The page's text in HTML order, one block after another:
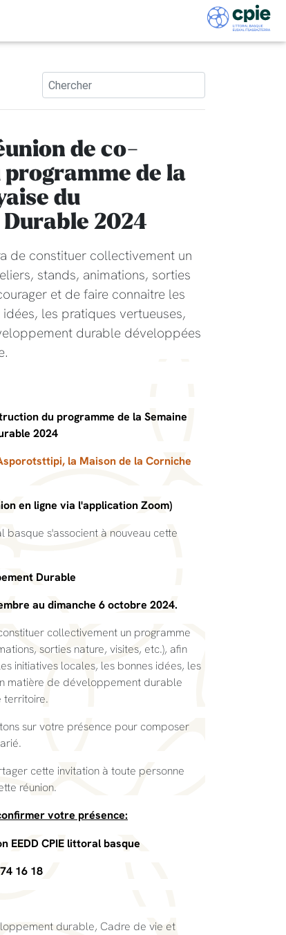
de co-
de la
du
2024
de constituer collectivement un
stands, animations, sorties
et de faire connaitre les
les pratiques vertueuses,
durable développées
du programme de la Semaine
2024
la Maison de la Corniche
en ligne via l'application Zoom)
basque s'associent à nouveau cette
Durable
au dimanche 6 octobre 2024.
collectivement un programme
sorties nature, visites, etc.), afin
initiatives locales, les bonnes idées, les
matière de développement durable
territoire.
sur votre présence pour composer
cette invitation à toute personne
réunion.
votre présence:
EEDD CPIE littoral basque
16 18
durable, Cadre de vie et